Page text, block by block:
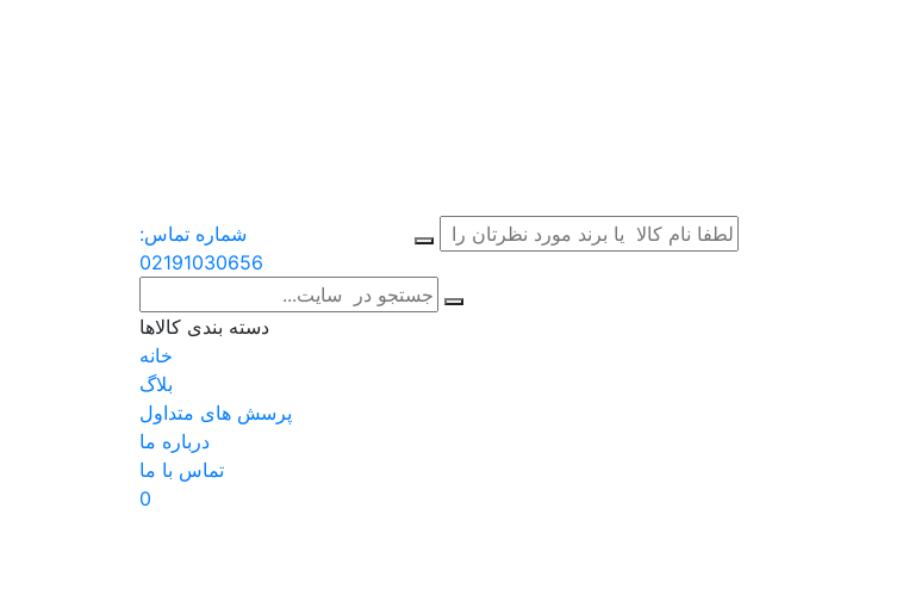
شماره تماس:
02191030656
دسته بندی کالاها
خانه
بلاگ
پرسش های متداول
درباره ما
تماس با ما
0